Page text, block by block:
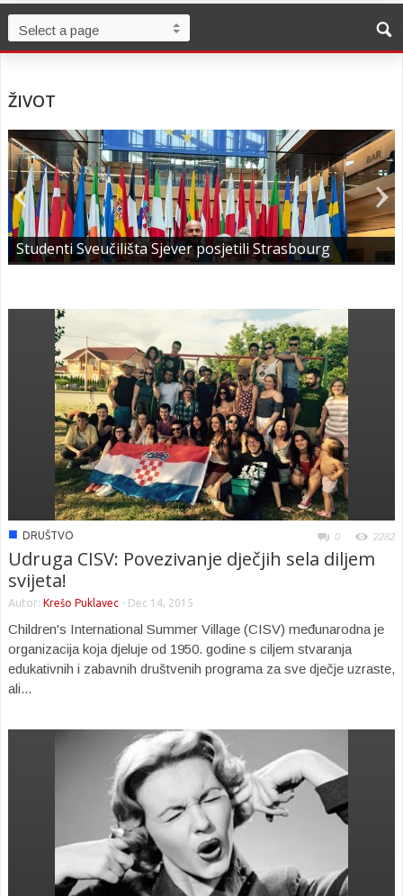
ŽIVOT
Studenti Sveučilišta Sjever posjetili Strasbourg
■ DRUŠTVO 0 2282
Udruga CISV: Povezivanje dječjih sela diljem
svijeta!
Autor: Krešo Puklavec - Dec 14, 2015
Children's International Summer Village (CISV) međunarodna je
organizacija koja djeluje od 1950. godine s ciljem stvaranja
edukativnih i zabavnih društvenih programa za sve dječje uzraste,
ali...